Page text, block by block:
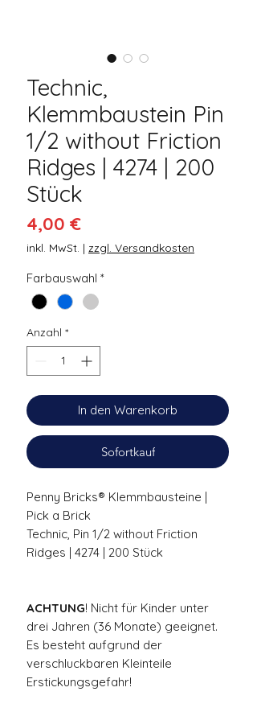
Technic,
Klemmbaustein Pin
1/2 without Friction
Ridges | 4274 | 200
Stück
4,00 €Preis
inkl. MwSt. | zzgl. Versandkosten
Farbauswahl *
Anzahl *
In den Warenkorb
Sofortkauf
Penny Bricks® Klemmbausteine |
Pick a Brick
Technic, Pin 1/2 without Friction
Ridges | 4274 | 200 Stück
ACHTUNG! Nicht für Kinder unter
drei Jahren (36 Monate) geeignet.
Es besteht aufgrund der
verschluckbaren Kleinteile
Erstickungsgefahr!